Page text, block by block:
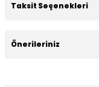
Taksit Seçenekleri
Önerileriniz